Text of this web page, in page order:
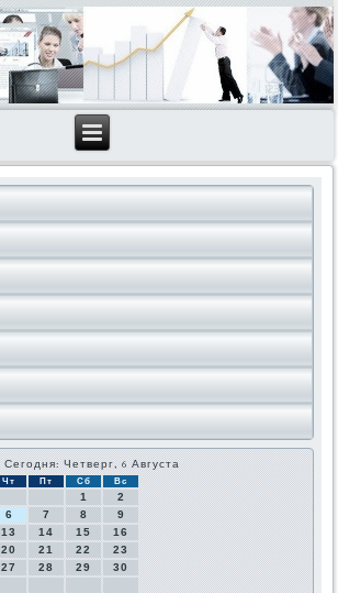
Сегодня: Четверг, 6 Августа
Чт Пт Сб Вс
1
2
6 7 8
9
13 14 15
16
20 21 22
23
27 28 29
30